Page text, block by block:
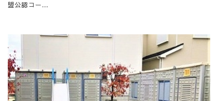
盟公認コー…